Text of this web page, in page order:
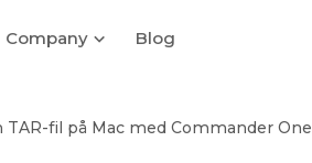
Company Blog
TAR-fil på Mac med Commander One